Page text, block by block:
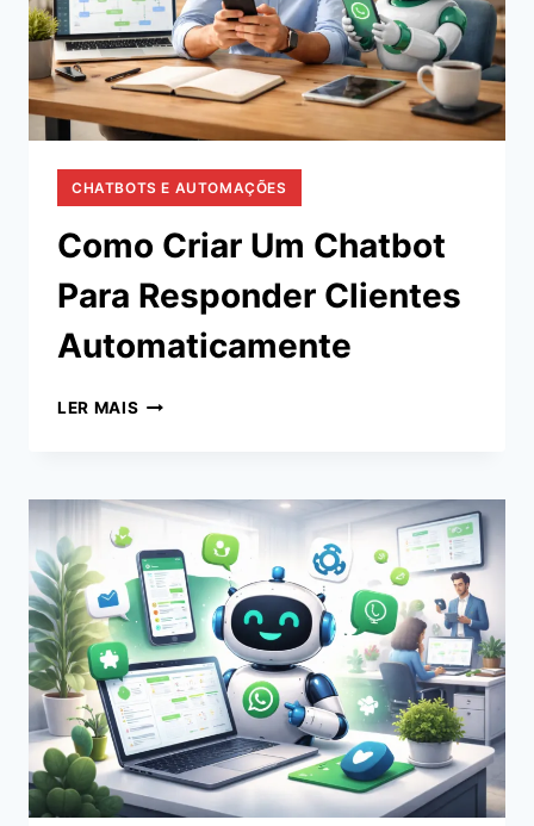
CHATBOTS E AUTOMAÇÕES
Como Criar Um Chatbot
Para Responder Clientes
Automaticamente
LER MAIS COMO
PARA
RESPONDER
CLIENTES
AUTOMATICAMENTE